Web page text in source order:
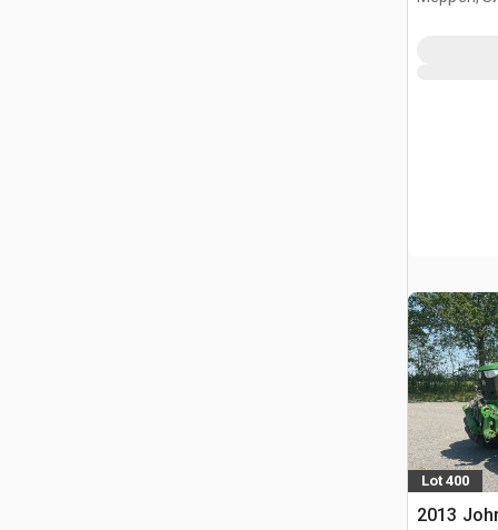
Lot 400
2013